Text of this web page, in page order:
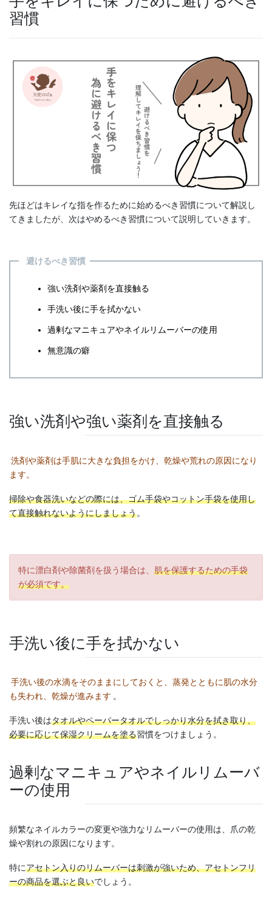
習慣
先ほどはキレイな指を作るために始めるべき習慣について解説し
てきましたが、次はやめるべき習慣について説明していきます。
避けるべき習慣
強い洗剤や薬剤を直接触る
手洗い後に手を拭かない
過剰なマニキュアやネイルリムーバーの使用
無意識の癖
強い洗剤や強い薬剤を直接触る
洗剤や薬剤は手肌に大きな負担をかけ、乾燥や荒れの原因になり
ます。
掃除や食器洗いなどの際には、ゴム手袋やコットン手袋を使用し
て直接触れないようにしましょう。
特に漂白剤や除菌剤を扱う場合は、 肌を保護するための手袋
が必須です。
手洗い後に手を拭かない
手洗い後の水滴をそのままにしておくと、蒸発とともに肌の水分
も失われ、乾燥が進みます 。
手洗い後はタオルやペーパータオルでしっかり水分を拭き取り、
必要に応じて保湿クリームを塗る習慣をつけましょう。
過剰なマニキュアやネイルリムーバ
ーの使用
頻繁なネイルカラーの変更や強力なリムーバーの使用は、爪の乾
燥や割れの原因になります。
特にアセトン入りのリムーバーは刺激が強いため、アセトンフリ
ーの商品を選ぶと良いでしょう。